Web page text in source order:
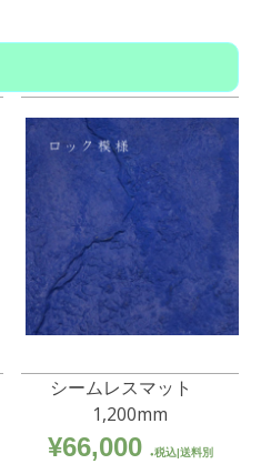
シームレスマット
1,200mm
¥66,000 税込|送料別